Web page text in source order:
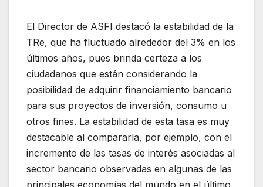
El Director de ASFI destacó la estabilidad de la
TRe, que ha fluctuado alrededor del 3% en los
últimos años, pues brinda certeza a los
ciudadanos que están considerando la
posibilidad de adquirir financiamiento bancario
para sus proyectos de inversión, consumo u
otros fines. La estabilidad de esta tasa es muy
destacable al compararla, por ejemplo, con el
incremento de las tasas de interés asociadas al
sector bancario observadas en algunas de las